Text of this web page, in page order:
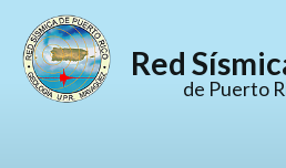
Red
de Puerto